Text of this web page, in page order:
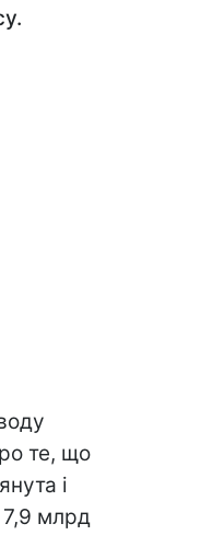
те, що
і
млрд